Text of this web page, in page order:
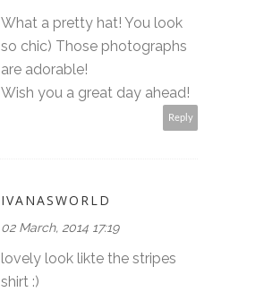
What a pretty hat! You look
so chic) Those photographs
are adorable!
Wish you a great day ahead!
Reply
IVANASWORLD
02 March, 2014 17:19
lovely look likte the stripes
shirt :)